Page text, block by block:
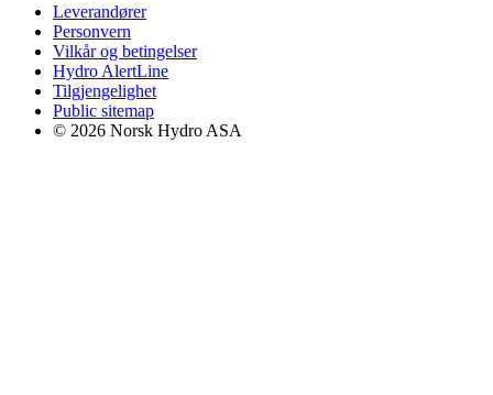
Leverandører
Personvern
Vilkår og betingelser
Hydro AlertLine
Tilgjengelighet
Public sitemap
© 2026 Norsk Hydro ASA